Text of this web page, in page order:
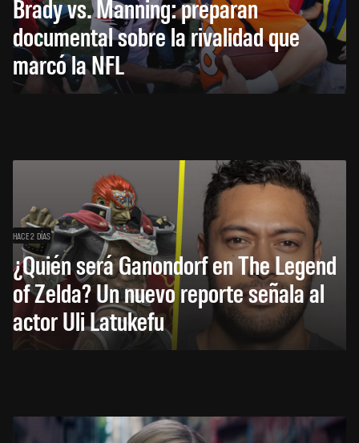
Brady vs. Manning: preparan
documental sobre la rivalidad que
marcó la NFL
HACE 2 DÍAS
¿Quién será Ganondorf en The Legend
of Zelda? Un nuevo reporte señala al
actor Uli Latukefu